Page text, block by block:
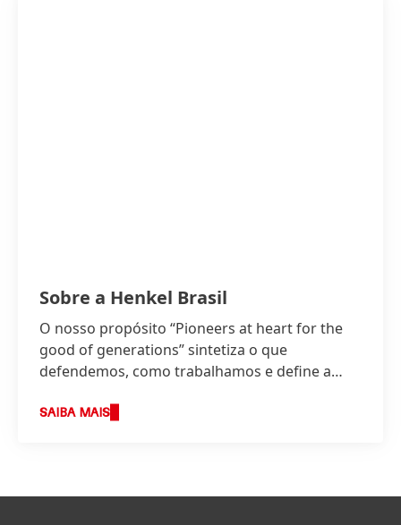
Sobre a Henkel Brasil
O nosso propósito “Pioneers at heart for the
good of generations” sintetiza o que
defendemos, como trabalhamos e define a
SAIBA MAIS